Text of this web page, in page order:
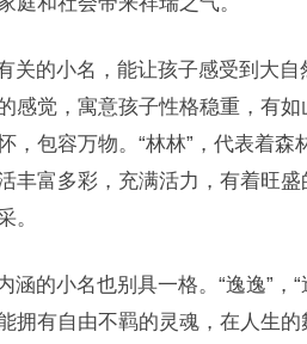
关的小名，能让孩子感受到大
感觉，寓意孩子性格稳重，有
，包容万物。“林林”，代表着
丰富多彩，充满活力，有着旺
。
涵的小名也别具一格。“逸逸”，
拥有自由不羁的灵魂，在人生的